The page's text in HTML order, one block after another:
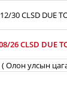
30 CLSD DUE
26 CLSD DUE
( Олон улсын